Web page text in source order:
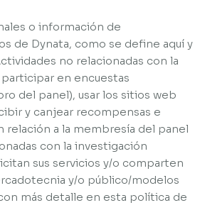
o información de
de Dynata, como se define aquí y
no relacionadas con la
en encuestas
del panel), usar los sitios web
y canjear recompensas e
a la membresía del panel
con la investigación
sus servicios y/o comparten
y/o público/modelos
más detalle en esta política de